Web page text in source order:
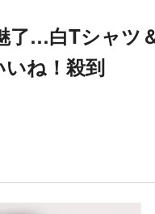
了…白Tシャツ
ね！殺到